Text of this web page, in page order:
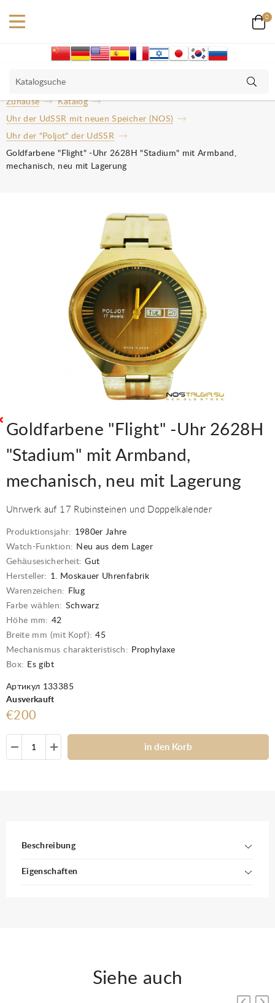
0
Zuhause
Katalog
Uhr der UdSSR mit neuen Speicher (NOS)
Uhr der "Poljot" der UdSSR
Goldfarbene "Flight" -Uhr 2628H "Stadium" mit Armband,
mechanisch, neu mit Lagerung
Goldfarbene "Flight" -Uhr 2628H
"Stadium" mit Armband,
mechanisch, neu mit Lagerung
Uhrwerk auf 17 Rubinsteinen und Doppelkalender
Produktionsjahr: 1980er Jahre
Watch-Funktion: Neu aus dem Lager
Gehäusesicherheit: Gut
Hersteller: 1. Moskauer Uhrenfabrik
Warenzeichen:
Flug
Farbe wählen: Schwarz
Höhe mm: 42
Breite mm (mit Kopf): 45
Mechanismus charakteristisch: Prophylaxe
Box: Es gibt
Артикул 133385
Ausverkauft
€200
in den Korb
Beschreibung
Eigenschaften
Siehe auch